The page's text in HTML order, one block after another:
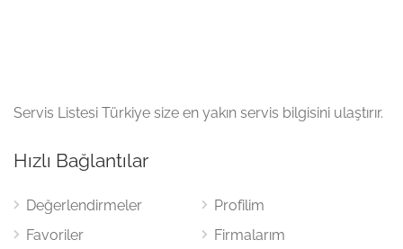
Servis Listesi Türkiye size en yakın servis bilgisini ulaştırır.
Hızlı Bağlantılar
Değerlendirmeler
Favoriler
Profilim
Firmalarım